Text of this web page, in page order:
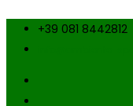
+39 081 8442812